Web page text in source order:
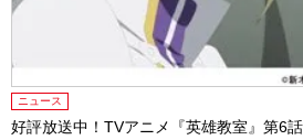
ニュース
好評放送中！TVアニメ『英雄教室』第6